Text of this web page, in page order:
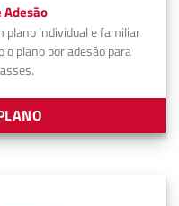
Adesão
plano individual e familiar
plano por adesão para